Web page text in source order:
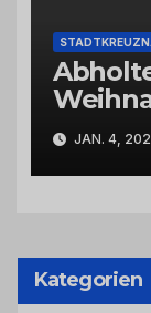
JAN. 4,
Kategorien